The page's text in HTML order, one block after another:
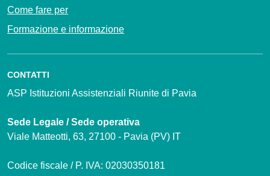
Come fare per
Formazione e informazione
CONTATTI
ASP Istituzioni Assistenziali Riunite di Pavia
Sede Legale / Sede operativa
Viale Matteotti, 63, 27100 - Pavia (PV) IT
Codice fiscale / P. IVA: 02030350181